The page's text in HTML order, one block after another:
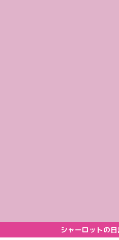
シャーロットの